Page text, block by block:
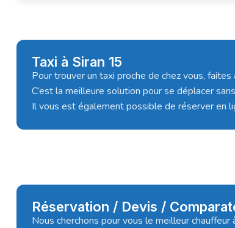
Taxi à Siran 15
Pour trouver un taxi proche de chez vous,
C’est la meilleure solution pour se déplacer
Il vous est également possible de réserver en
Réservation / Devis /
Nous cherchons pour vous le meilleur chauffeur